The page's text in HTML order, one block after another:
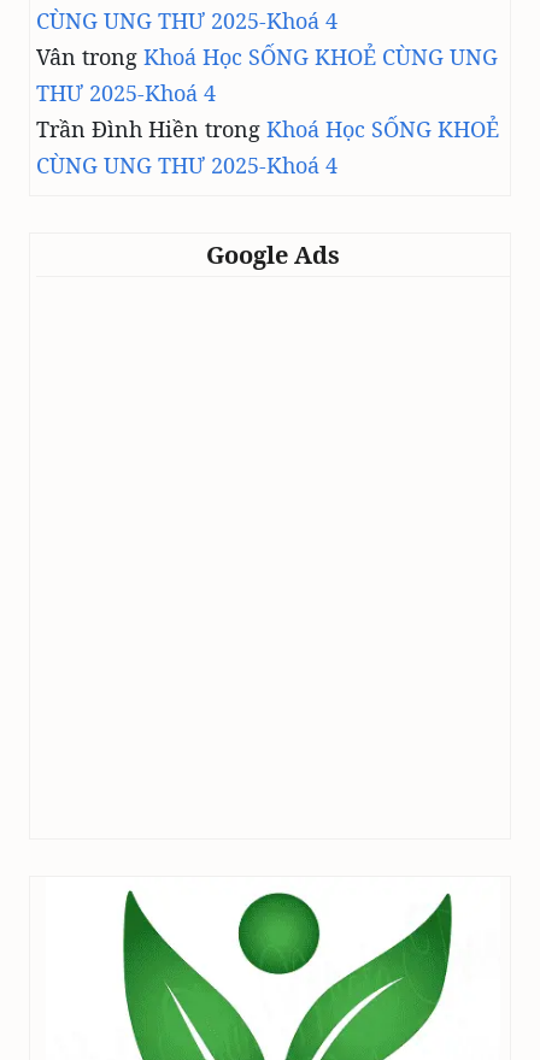
CÙNG UNG THƯ 2025-Khoá 4
Vân trong Khoá Học SỐNG KHOẺ CÙNG UNG
THƯ 2025-Khoá 4
Trần Đình Hiền trong Khoá Học SỐNG KHOẺ
CÙNG UNG THƯ 2025-Khoá 4
Google Ads